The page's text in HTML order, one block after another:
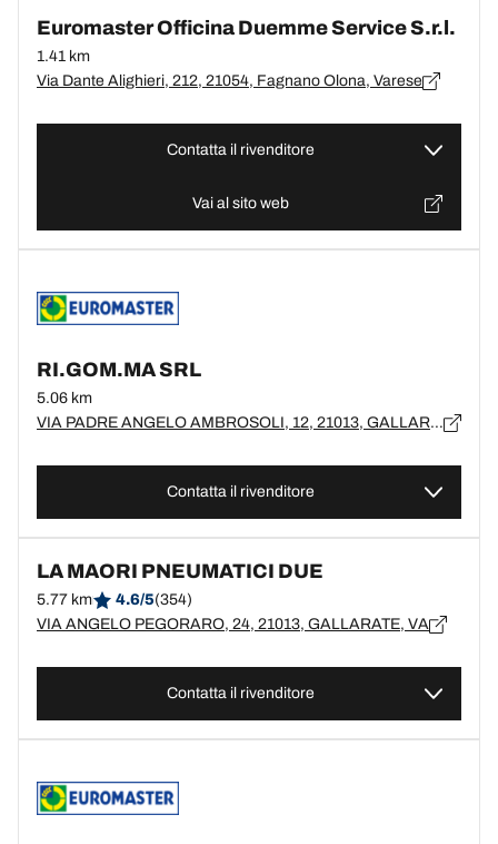
Euromaster Officina Duemme Service S.r.l.
1.41 km
Via Dante Alighieri, 212, 21054, Fagnano Olona, Varese
Contatta il rivenditore
Vai al sito web
RI.GOM.MA SRL
5.06 km
VIA PADRE ANGELO AMBROSOLI, 12, 21013, GALLARATE
Contatta il rivenditore
LA MAORI PNEUMATICI DUE
5.77 km 4.6/5(354)
VIA ANGELO PEGORARO, 24, 21013, GALLARATE, VA
Contatta il rivenditore